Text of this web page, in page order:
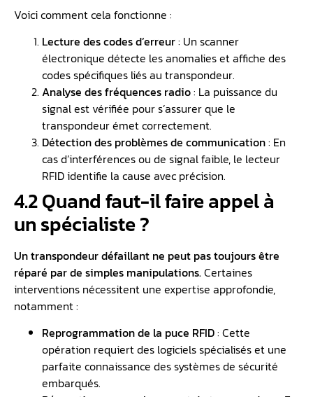
Voici comment cela fonctionne :
Lecture des codes d’erreur: Un scanner
électronique détecte les anomalies et affiche des
codes spécifiques liés au transpondeur.
Analyse des fréquences radio: La puissance du
signal est vérifiée pour s’assurer que le
transpondeur émet correctement.
Détection des problèmes de communication: En
cas d’interférences ou de signal faible, le lecteur
RFID identifie la cause avec précision.
4.2 Quand faut-il faire appel à
un spécialiste ?
Un transpondeur défaillant ne peut pas toujours être
réparé par de simples manipulations.Certaines
interventions nécessitent une expertise approfondie,
notamment :
Reprogrammation de la puce RFID: Cette
opération requiert des logiciels spécialisés et une
parfaite connaissance des systèmes de sécurité
embarqués.